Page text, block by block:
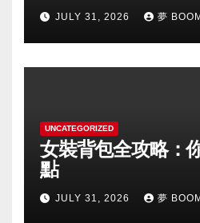
JULY 31, 2026 夢
UNCATEGORIZED
女裝背包全攻略：
點
JULY 31, 2026 夢